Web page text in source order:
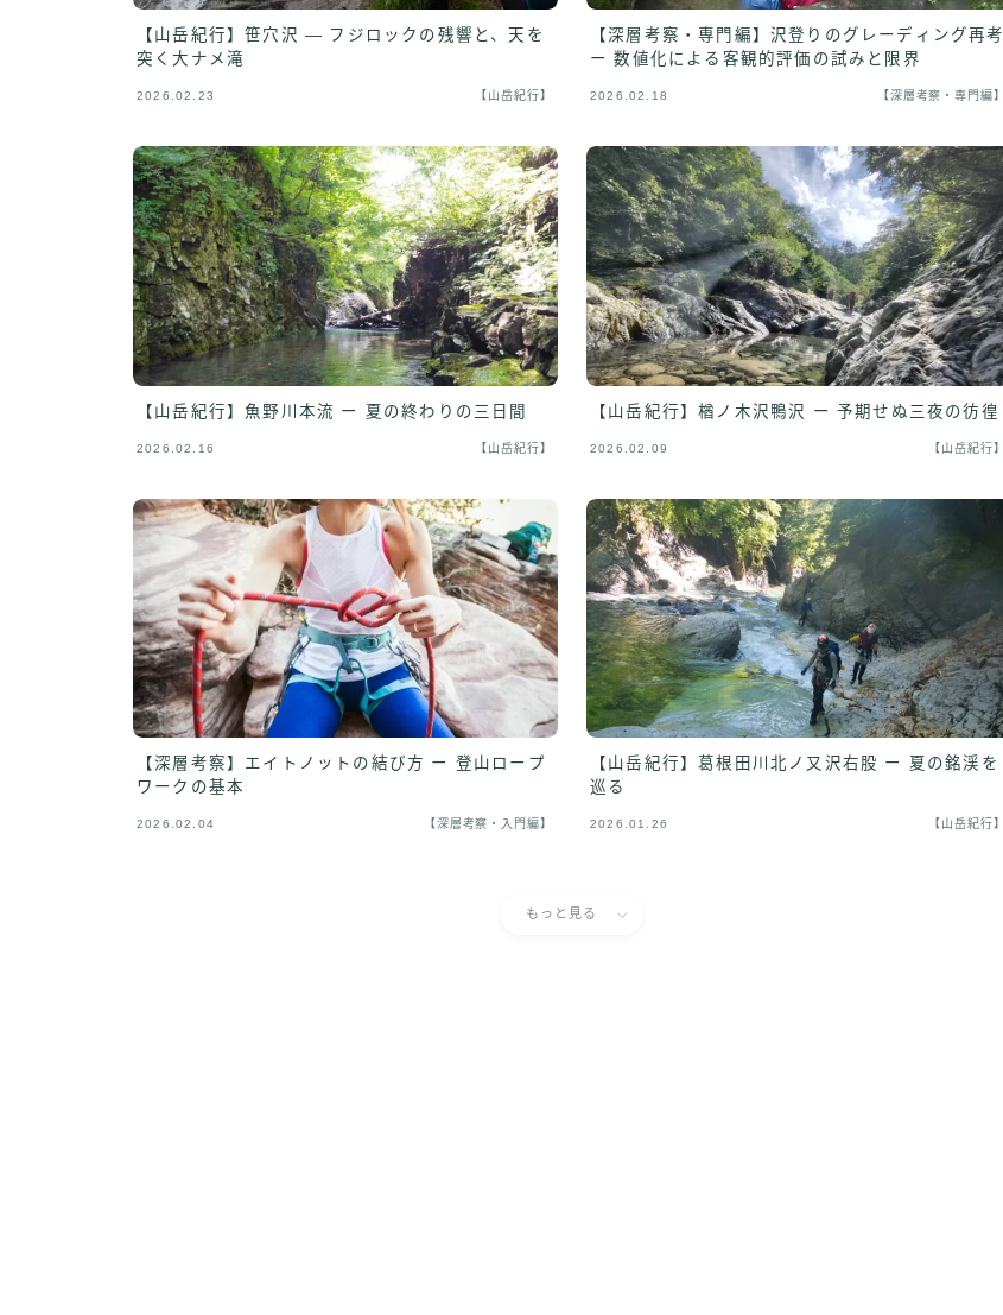
【山岳紀行】笹穴沢 ― フジロックの残響と、天を
突く大ナメ滝
2026.02.23 【山岳紀行】
【深層考察・専門編】沢登りのグレーディング再考
ー 数値化による客観的評価の試みと限界
2026.02.18 【深層考察・専門編】
【山岳紀行】魚野川本流 ー 夏の終わりの三日間
2026.02.16 【山岳紀行】
【山岳紀行】楢ノ木沢鴨沢 ー 予期せぬ三夜の彷徨
2026.02.09 【山岳紀行】
【深層考察】エイトノットの結び方 ー 登山ロープ
ワークの基本
2026.02.04 【深層考察・入門編】
【山岳紀行】葛根田川北ノ又沢右股 ー 夏の銘渓を
巡る
2026.01.26 【山岳紀行】
もっと見る